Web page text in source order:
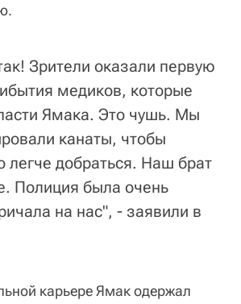
Зрители оказали первую
медиков, которые
Ямака. Это чушь. Мы
канаты, чтобы
добраться. Наш брат
Полиция была очень
на нас", - заявили в
карьере Ямак одержал